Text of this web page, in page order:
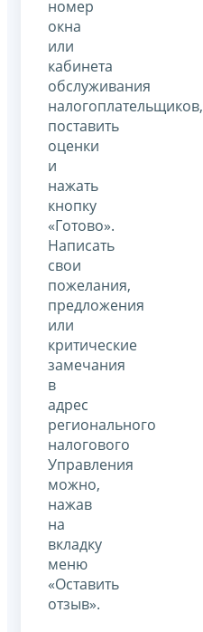
номер
окна
или
кабинета
обслуживания
налогоплательщиков,
поставить
оценки
и
нажать
кнопку
«Готово».
Написать
свои
пожелания,
предложения
или
критические
замечания
в
адрес
регионального
налогового
Управления
можно,
нажав
на
вкладку
меню
«Оставить
отзыв».